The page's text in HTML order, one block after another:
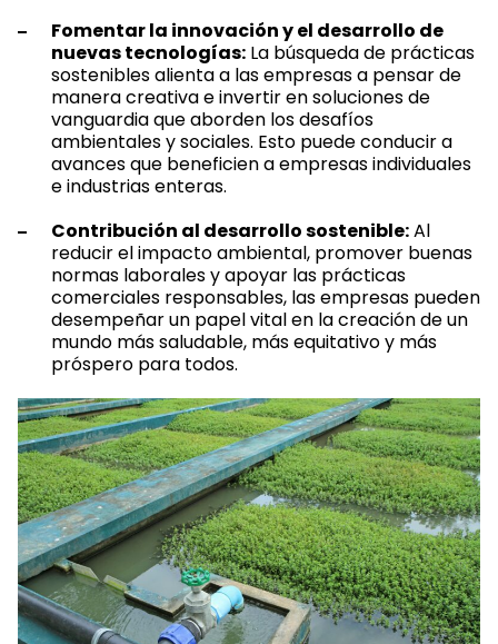
Fomentar la innovación y el desarrollo de
nuevas tecnologías: La búsqueda de prácticas
sostenibles alienta a las empresas a pensar de
manera creativa e invertir en soluciones de
vanguardia que aborden los desafíos
ambientales y sociales. Esto puede conducir a
avances que beneficien a empresas individuales
e industrias enteras.
Contribución al desarrollo sostenible:Al
reducir el impacto ambiental, promover buenas
normas laborales y apoyar las prácticas
comerciales responsables, las empresas pueden
desempeñar un papel vital en la creación de un
mundo más saludable, más equitativo y más
próspero para todos.